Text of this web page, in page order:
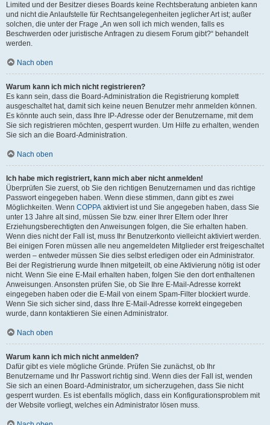
Limited und der Besitzer dieses Boards keine Rechtsberatung anbieten kann
und nicht die Anlaufstelle für Rechtsangelegenheiten jeglicher Art ist; außer
solchen, die unter der Frage „An wen soll ich mich wenden, falls es
Beschwerden oder juristische Anfragen zu diesem Forum gibt?“ behandelt
werden.
Nach oben
Warum kann ich mich nicht registrieren?
Es kann sein, dass die Board-Administration die Registrierung komplett
ausgeschaltet hat, damit sich keine neuen Benutzer mehr anmelden können.
Es könnte auch sein, dass Ihre IP-Adresse oder der Benutzername, mit dem
Sie sich registrieren möchten, gesperrt wurden. Um Hilfe zu erhalten, wenden
Sie sich an die Board-Administration.
Nach oben
Ich habe mich registriert, kann mich aber nicht anmelden!
Überprüfen Sie zuerst, ob Sie den richtigen Benutzernamen und das richtige
Passwort eingegeben haben. Wenn diese stimmen, dann gibt es zwei
Möglichkeiten. Wenn COPPA aktiviert ist und Sie angegeben haben, dass Sie
unter 13 Jahre alt sind, müssen Sie bzw. einer Ihrer Eltern oder Ihrer
Erziehungsberechtigten den Anweisungen folgen, die Sie erhalten haben.
Wenn dies nicht der Fall ist, muss Ihr Benutzerkonto vielleicht aktiviert werden.
Bei einigen Foren müssen alle neu angemeldeten Mitglieder erst freigeschaltet
werden – entweder müssen Sie dies selbst erledigen oder ein Administrator.
Bei der Registrierung wurde Ihnen mitgeteilt, ob eine Aktivierung nötig ist oder
nicht. Wenn Sie eine E-Mail erhalten haben, folgen Sie den dort enthaltenen
Anweisungen. Ansonsten prüfen Sie, ob Sie Ihre E-Mail-Adresse korrekt
eingegeben haben oder die E-Mail von einem Spam-Filter blockiert wurde.
Wenn Sie sich sicher sind, dass Ihre E-Mail-Adresse korrekt eingegeben
wurde, dann kontaktieren Sie einen Administrator.
Nach oben
Warum kann ich mich nicht anmelden?
Dafür gibt es viele mögliche Gründe. Prüfen Sie zunächst, ob Ihr
Benutzername und Ihr Passwort richtig sind. Wenn dies der Fall ist, wenden
Sie sich an einen Board-Administrator, um sicherzugehen, dass Sie nicht
gesperrt wurden. Es ist ebenfalls möglich, dass ein Konfigurationsproblem mit
der Website vorliegt, welches ein Administrator lösen muss.